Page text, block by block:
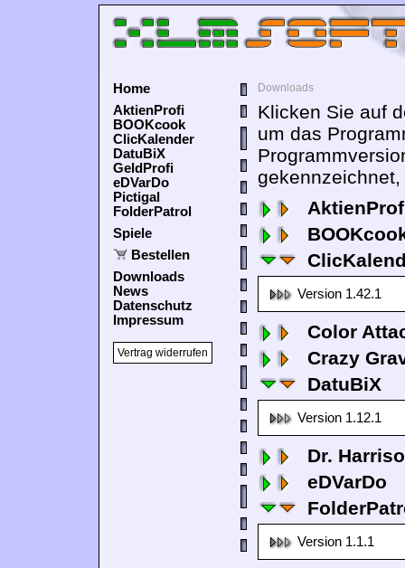
Home
AktienProfi
BOOKcook
ClicKalender
DatuBiX
GeldProfi
eDVarDo
Pictigal
FolderPatrol
Spiele
Bestellen
Downloads
News
Datenschutz
Impressum
Vertrag widerrufen
Downloads
Klicken Sie auf
um das
Version 1.42.1
Color
Crazy
DatuBiX
Version 1.12.1
Dr.
eDVarDo
Version 1.1.1